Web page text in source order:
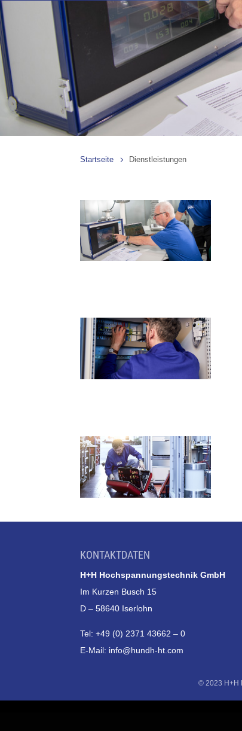
Startseite Dienstleistungen
KONTAKTDATEN
H+H Hochspannungstechnik GmbH
Im Kurzen Busch 15
D – 58640 Iserlohn
Tel: +49 (0) 2371 43662 – 0
E-Mail: info@hundh-ht.com
© 2023 H+H